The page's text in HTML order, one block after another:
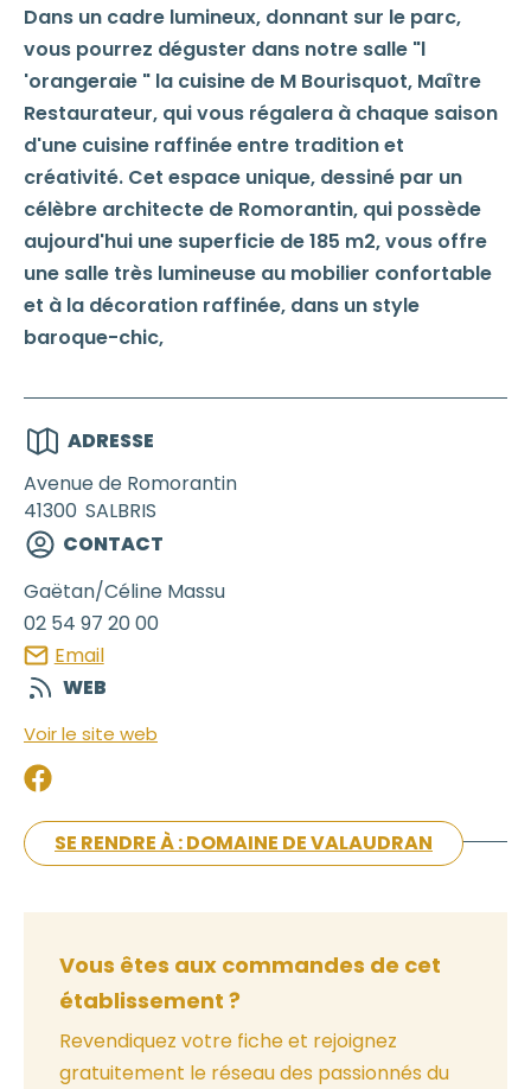
Dans un cadre lumineux, donnant sur le parc,
vous pourrez déguster dans notre salle "l
'orangeraie " la cuisine de M Bourisquot, Maître
Restaurateur, qui vous régalera à chaque saison
d'une cuisine raffinée entre tradition et
créativité. Cet espace unique, dessiné par un
célèbre architecte de Romorantin, qui possède
aujourd'hui une superficie de 185 m2, vous offre
une salle très lumineuse au mobilier confortable
et à la décoration raffinée, dans un style
baroque-chic,
ADRESSE
Avenue de Romorantin
41300 SALBRIS
CONTACT
Gaëtan/Céline Massu
02 54 97 20 00
Email
WEB
Voir le site web
SE RENDRE À : DOMAINE DE VALAUDRAN
Vous êtes aux commandes de cet
établissement ?
Revendiquez votre fiche et rejoignez
gratuitement le réseau des passionnés du